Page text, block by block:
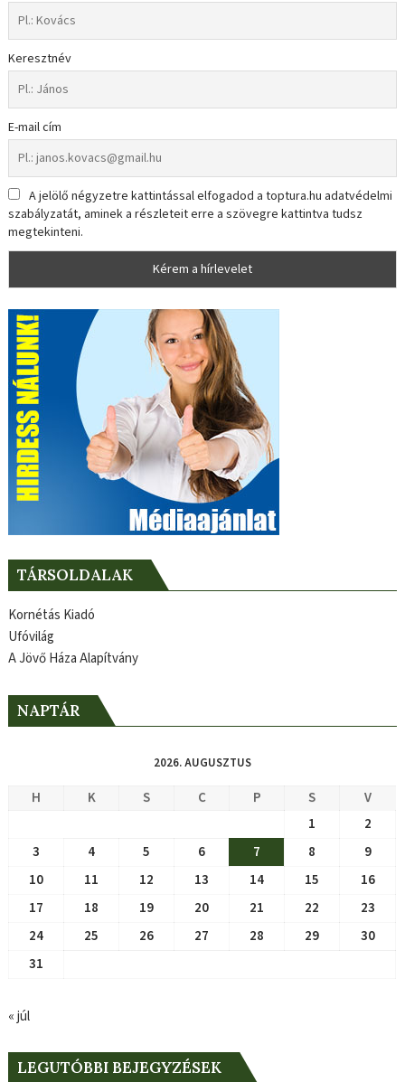
Keresztnév
E-mail cím
A jelölő négyzetre kattintással elfogadod a toptura.hu adatvédelmi
szabályzatát, aminek a részleteit erre a szövegre kattintva tudsz
megtekinteni.
TÁRSOLDALAK
Kornétás Kiadó
Ufóvilág
A Jövő Háza Alapítvány
NAPTÁR
2026. AUGUSZTUS
H K S C P S
V
1
2
3
4 5 6 7 8
9
10
11 12 13 14 15
16
17
18 19 20 21 22
23
24
25 26 27 28 29
30
31
« júl
LEGUTÓBBI BEJEGYZÉSEK